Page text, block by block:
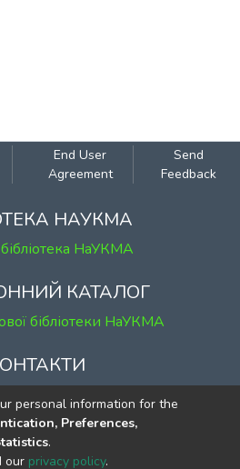
End User
Agreement
Send
Feedback
НАУКМА
НаУКМА
КАТАЛОГ
бібліотеки НаУКМА
Григорія Сковороди, 2
к. 1, к. 120
463-69-31
personal information for the
Preferences,
.
our privacy policy.